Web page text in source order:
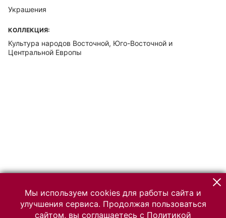
Украшения
КОЛЛЕКЦИЯ:
Культура народов Восточной, Юго-Восточной и
Центральной Европы
Мы используем cookies для работы сайта и
улучшения сервиса. Продолжая пользоваться
сайтом, вы соглашаетесь с Политикой